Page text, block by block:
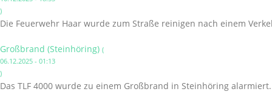
)
Die Feuerwehr Haar wurde zum Straße reinigen nach einem
Großbrand (Steinhöring) (
06.12.2025 - 01:13
)
Das TLF 4000 wurde zu einem Großbrand in Steinhöring alarmiert.